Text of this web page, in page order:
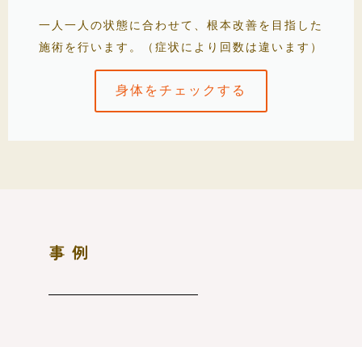
一人一人の状態に合わせて、根本改善を目指した
施術を行います。（症状により回数は違います）
身体をチェックする
事例